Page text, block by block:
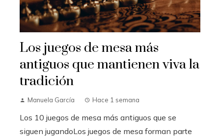
Los juegos de mesa más
antiguos que mantienen viva la
tradición
Manuela García Hace 1 semana
Los 10 juegos de mesa más antiguos que se
siguen jugandoLos juegos de mesa forman parte